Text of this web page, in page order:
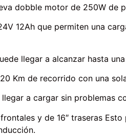
dobble motor de 250W de
12Ah que permiten una
llegar a alcanzar hasta
Km de recorrido con una
a cargar sin problemas
frontales y de 16″ traseras